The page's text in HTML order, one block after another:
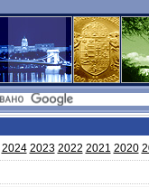
2024 2023 2022 2021 2020